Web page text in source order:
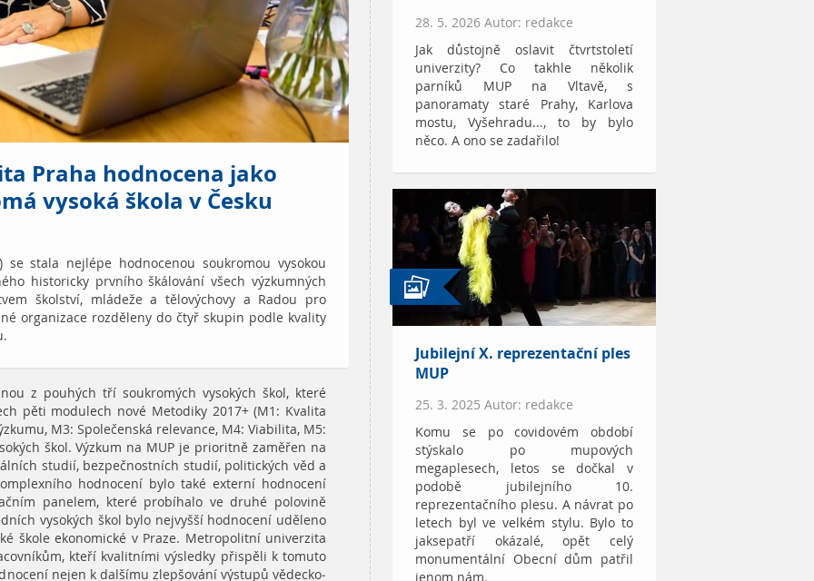
Praha hodnocena jako
vysoká škola v Česku
stala nejlépe hodnocenou soukromou vysokou
historicky prvního škálování všech výzkumných
školství, mládeže a tělovýchovy a Radou pro
organizace rozděleny do čtyř skupin podle kvality
z pouhých tří soukromých vysokých škol, které
pěti modulech nové Metodiky 2017+ (M1: Kvalita
M3: Společenská relevance, M4: Viabilita, M5:
škol. Výzkum na MUP je prioritně zaměřen na
studií, bezpečnostních studií, politických věd a
hodnocení bylo také externí hodnocení
panelem, které probíhalo ve druhé polovině
vysokých škol bylo nejvyšší hodnocení uděleno
škole ekonomické v Praze. Metropolitní univerzita
kteří kvalitními výsledky přispěli k tomuto
nejen k dalšímu zlepšování výstupů vědecko-
28. 5. 2026 Autor: redakce
Jak důstojně oslavit čtvrtstoletí
univerzity? Co takhle několik
parníků MUP na Vltavě, s
panoramaty staré Prahy, Karlova
mostu, Vyšehradu..., to by bylo
něco. A ono se zadařilo!
Jubilejní X. reprezentační ples
MUP
25. 3. 2025 Autor: redakce
Komu se po covidovém období
stýskalo po mupových
megaplesech, letos se dočkal v
podobě jubilejního 10.
reprezentačního plesu. A návrat po
letech byl ve velkém stylu. Bylo to
jaksepatří okázalé, opět celý
monumentální Obecní dům patřil
jenom nám.